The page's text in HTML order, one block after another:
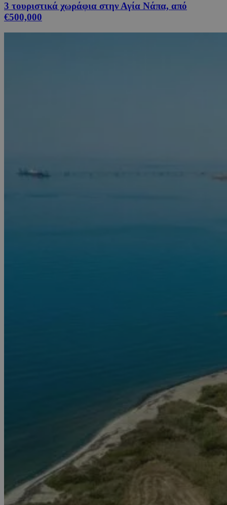
3 τουριστικά χωράφια στην Αγία Νάπα, από
€500,000